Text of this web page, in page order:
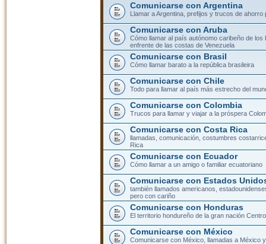
Comunicarse con Argentina
Llamar a Argentina, prefijos y trucos de ahorro
Comunicarse con Aruba
Cómo llamar al país autónomo caribeño de los
enfrente de las costas de Venezuela
Comunicarse con Brasil
Cómo llamar barato a la república brasileira
Comunicarse con Chile
Todo para llamar al país más estrecho del
Comunicarse con Colombia
Trucos para llamar y viajar a la próspera
Comunicarse con Costa Rica
llamadas, comunicación, costumbres
Rica
Comunicarse con Ecuador
Cómo llamar a un amigo o familiar ecuatoriano
Comunicarse con Estados
también llamados americanos,
pero con cariño
Comunicarse con Honduras
El territorio hondureño de la gran nación
Comunicarse con México
Comunicarse con México, llamadas a México